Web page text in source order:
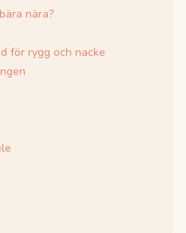
nära?
för rygg och nacke